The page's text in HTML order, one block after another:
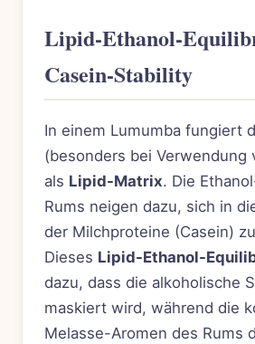
Lipid-Ethanol-
Casein-Stability
In einem Lumumba fungiert
(besonders bei Verwendung
als Lipid-Matrix. Die
Rums neigen dazu, sich in
der Milchproteine (Casein)
Dieses Lipid-Ethanol-
dazu, dass die alkoholische
maskiert wird, während die
Melasse-Aromen des Rums